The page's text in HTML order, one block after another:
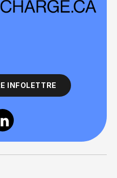
INFOLETTRE
Linkedin